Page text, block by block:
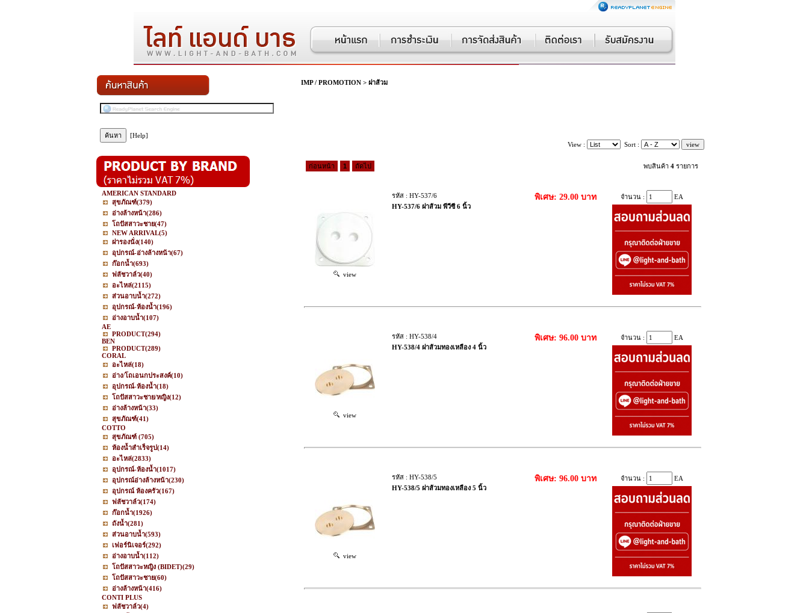
[Help]
AMERICAN STANDARD
สุขภัณฑ์(379)
อ่างล้างหน้า(286)
โถปัสสาวะชาย(47)
NEW ARRIVAL(5)
ฝารองนั่ง(140)
อุปกรณ์-อ่างล้างหน้า(67)
ก๊อกน้ำ(693)
ฟลัชวาล์ว(40)
อะไหล่(2115)
ส่วนอาบน้ำ(272)
อุปกรณ์-ห้องน้ำ(196)
อ่างอาบน้ำ(107)
AE
PRODUCT(294)
BEN
PRODUCT(289)
CORAL
อะไหล่(18)
อ่าง/โถเอนกประสงค์(10)
อุปกรณ์-ห้องน้ำ(18)
โถปัสสาวะชาย/หญิง(12)
อ่างล้างหน้า(33)
สุขภัณฑ์(41)
COTTO
สุขภัณฑ์ (705)
ห้องน้ำสำเร็จรูป(14)
อะไหล่(2833)
อุปกรณ์-ห้องน้ำ(1017)
อุปกรณ์อ่างล้างหน้า(230)
อุปกรณ์ ห้องครัว(167)
ฟลัชวาล์ว(174)
ก๊อกน้ำ(1926)
ถังน้ำ(281)
ส่วนอาบน้ำ(593)
เฟอร์นิเจอร์(292)
อ่างอาบน้ำ(112)
โถปัสสาวะหญิง (BIDET)(29)
โถปัสสาวะชาย(60)
อ่างล้างหน้า(416)
CONTI PLUS
ฟลัชวาล์ว(4)
IMP / PROMOTION > ฝาส้วม
View : Sort :
ก่อนหน้า 1 ถัดไป พบสินค้า 4 รายการ
view
รหัส : HY-537/6
HY-537/6 ฝาส้วม พีวีซี 6 นิ้ว
พิเศษ: 29.00 บาท จำนวน : EA
view
รหัส : HY-538/4
HY-538/4 ฝาส้วมทองเหลือง 4 นิ้ว
พิเศษ: 96.00 บาท จำนวน : EA
view
รหัส : HY-538/5
HY-538/5 ฝาส้วมทองเหลือง 5 นิ้ว
พิเศษ: 96.00 บาท จำนวน : EA